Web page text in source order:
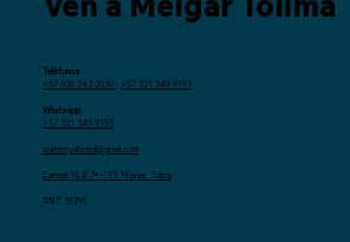
Teléfonos
+57 608 243 2039 - +57 321 349 9193
Whatsapp
+57 321 349 9193
suiteroyalhotel@gmail.com
Carrera 16 # 7ª – 13. Melgar, Tolima
RNT 35295